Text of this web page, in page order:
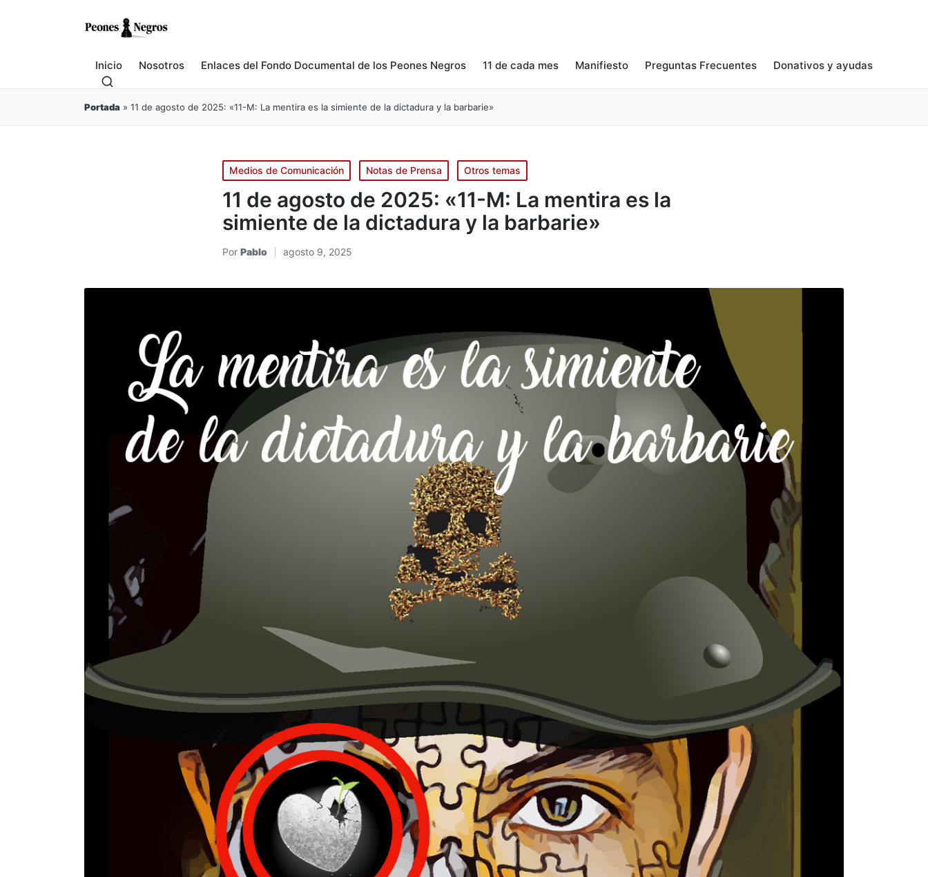
Inicio Nosotros Enlaces del Fondo Documental de los Peones Negros 11 de cada mes Manifiesto Preguntas Frecuentes Donativos y ayudas
Portada » 11 de agosto de 2025: «11-M: La mentira es la simiente de la dictadura y la barbarie»
Publicado
en
Medios de Comunicación Notas de Prensa Otros temas
11 de agosto de 2025: «11-M: La mentira es la
simiente de la dictadura y la barbarie»
Publicado
Por Pablo agosto 9, 2025